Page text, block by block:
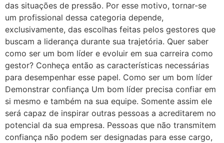
das situações de pressão. Por esse motivo, tornar-se
um profissional dessa categoria depende,
exclusivamente, das escolhas feitas pelos gestores que
buscam a liderança durante sua trajetória. Quer saber
como ser um bom líder e evoluir em sua carreira como
gestor? Conheça então as características necessárias
para desempenhar esse papel. Como ser um bom líder
Demonstrar confiança Um bom líder precisa confiar em
si mesmo e também na sua equipe. Somente assim ele
será capaz de inspirar outras pessoas a acreditarem no
potencial da sua empresa. Pessoas que não transmitem
confiança não podem ser designadas para esse cargo,